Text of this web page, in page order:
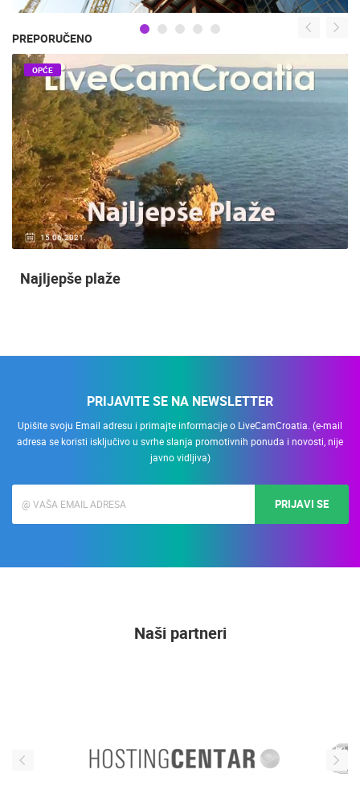
PREPORUČENO
15.06.2021.
OPĆE
Najljepše plaže
PRIJAVITE SE NA NEWSLETTER
Upišite svoju Email adresu i primajte informacije o LiveCamCroatia. (e-mail
adresa se koristi isključivo u svrhe slanja promotivnih ponuda i novosti, nije
javno vidljiva)
PRIJAVI SE
Naši partneri